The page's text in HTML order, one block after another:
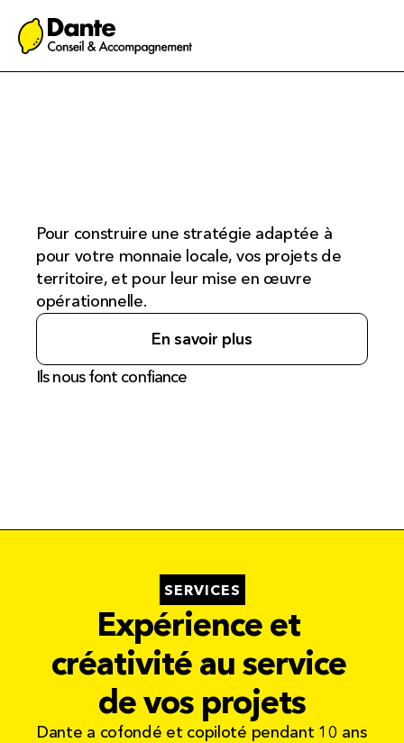
Pour construire une stratégie adaptée à
pour votre monnaie locale, vos projets de
territoire, et pour leur mise en œuvre
opérationnelle.
En savoir plus
Ils nous font confiance
SERVICES
Expérience et
créativité au service
de vos projets
Dante a cofondé et copiloté pendant 10 ans